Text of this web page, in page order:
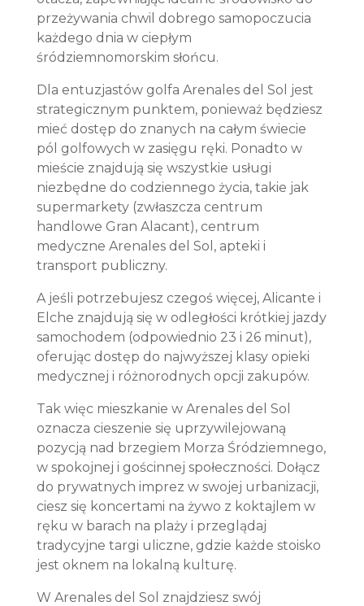
przeżywania chwil dobrego samopoczucia
każdego dnia w ciepłym
śródziemnomorskim słońcu.
Dla entuzjastów golfa Arenales del Sol jest
strategicznym punktem, ponieważ będziesz
mieć dostęp do znanych na całym świecie
pól golfowych w zasięgu ręki. Ponadto w
mieście znajdują się wszystkie usługi
niezbędne do codziennego życia, takie jak
supermarkety (zwłaszcza centrum
handlowe Gran Alacant), centrum
medyczne Arenales del Sol, apteki i
transport publiczny.
A jeśli potrzebujesz czegoś więcej, Alicante i
Elche znajdują się w odległości krótkiej jazdy
samochodem (odpowiednio 23 i 26 minut),
oferując dostęp do najwyższej klasy opieki
medycznej i różnorodnych opcji zakupów.
Tak więc mieszkanie w Arenales del Sol
oznacza cieszenie się uprzywilejowaną
pozycją nad brzegiem Morza Śródziemnego,
w spokojnej i gościnnej społeczności. Dołącz
do prywatnych imprez w swojej urbanizacji,
ciesz się koncertami na żywo z koktajlem w
ręku w barach na plaży i przeglądaj
tradycyjne targi uliczne, gdzie każde stoisko
jest oknem na lokalną kulturę.
W Arenales del Sol znajdziesz swój